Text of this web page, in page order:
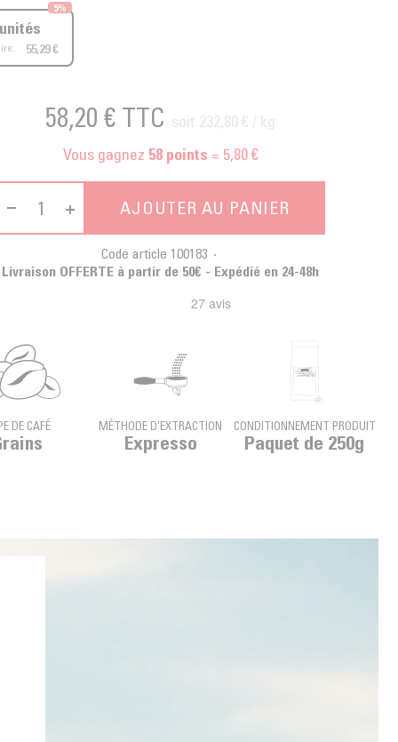
5%
55,29 €
58,20 € TTC soit 232,80 € / kg
Vous gagnez 58points = 5,80 €
AJOUTER AU PANIER
Code article 100183
Livraison OFFERTE à partir de 50€ - Expédié en 24-48h
DE CAFÉ MÉTHODE D'EXTRACTION
Expresso
CONDITIONNEMENT PRODUIT
Paquet de 250g